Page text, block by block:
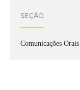
SEÇÃO
Comunicações Orais